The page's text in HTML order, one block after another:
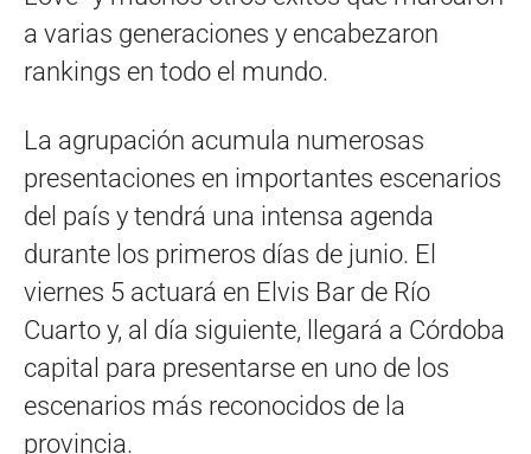
a varias generaciones y encabezaron
rankings en todo el mundo.
La agrupación acumula numerosas
presentaciones en importantes escenarios
del país y tendrá una intensa agenda
durante los primeros días de junio. El
viernes 5 actuará en Elvis Bar de Río
Cuarto y, al día siguiente, llegará a Córdoba
capital para presentarse en uno de los
escenarios más reconocidos de la
provincia.